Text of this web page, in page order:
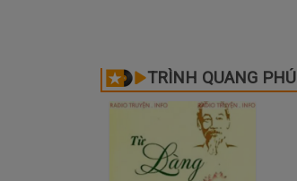
TRÌNH QUANG PHÚ